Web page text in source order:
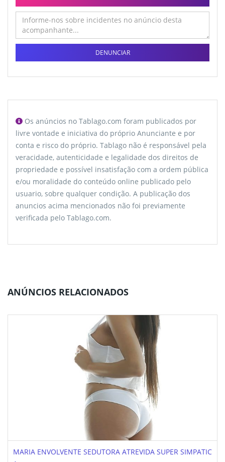
DENUNCIAR
Os anúncios no Tablago.com foram publicados por
livre vontade e iniciativa do próprio Anunciante e por
conta e risco do próprio. Tablago não é responsável pela
veracidade, autenticidade e legalidade dos direitos de
propriedade e possível insatisfação com a ordem pública
e/ou moralidade do conteúdo online publicado pelo
usuario, sobre qualquer condição. A publicação dos
anuncios acima mencionados não foi previamente
verificada pelo Tablago.com.
ANÚNCIOS RELACIONADOS
MARIA ENVOLVENTE SEDUTORA ATREVIDA SUPER SIMPATIC